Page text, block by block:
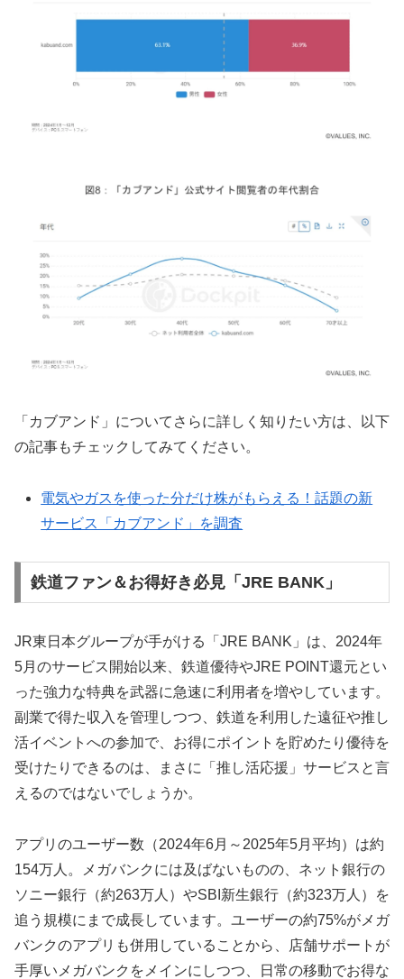
「カブアンド」についてさらに詳しく知りたい方は、以下
の記事もチェックしてみてください。
電気やガスを使った分だけ株がもらえる！話題の新
サービス「カブアンド」を調査
鉄道ファン＆お得好き必見「JRE BANK」
JR東日本グループが手がける「JRE BANK」は、2024年
5月のサービス開始以来、鉄道優待やJRE POINT還元とい
った強力な特典を武器に急速に利用者を増やしています。
副業で得た収入を管理しつつ、鉄道を利用した遠征や推し
活イベントへの参加で、お得にポイントを貯めたり優待を
受けたりできるのは、まさに「推し活応援」サービスと言
えるのではないでしょうか。
アプリのユーザー数（2024年6月～2025年5月平均）は約
154万人。メガバンクには及ばないものの、ネット銀行の
ソニー銀行（約263万人）やSBI新生銀行（約323万人）を
追う規模にまで成長しています。ユーザーの約75%がメガ
バンクのアプリも併用していることから、店舗サポートが
手厚いメガバンクをメインにしつつ、日常の移動でお得な